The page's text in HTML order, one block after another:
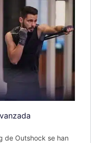
de Outshock se han